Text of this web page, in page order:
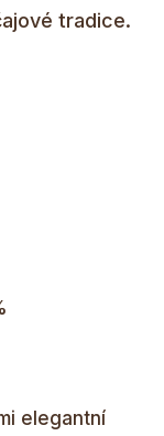
tradice.
elegantní